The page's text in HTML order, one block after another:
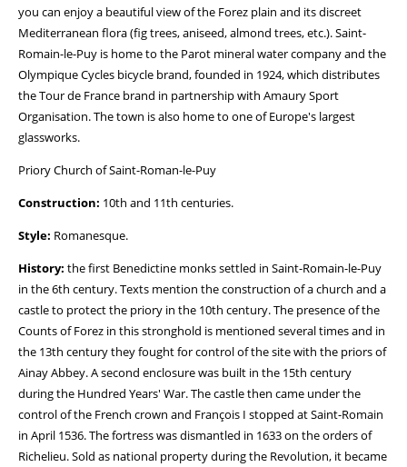
you can enjoy a beautiful view of the Forez plain and its discreet
Mediterranean flora (fig trees, aniseed, almond trees, etc.). Saint-
Romain-le-Puy is home to the Parot mineral water company and the
Olympique Cycles bicycle brand, founded in 1924, which distributes
the Tour de France brand in partnership with Amaury Sport
Organisation. The town is also home to one of Europe's largest
glassworks.
Priory Church of Saint-Roman-le-Puy
Construction: 10th and 11th centuries.
Style: Romanesque.
History: the first Benedictine monks settled in Saint-Romain-le-Puy
in the 6th century. Texts mention the construction of a church and a
castle to protect the priory in the 10th century. The presence of the
Counts of Forez in this stronghold is mentioned several times and in
the 13th century they fought for control of the site with the priors of
Ainay Abbey. A second enclosure was built in the 15th century
during the Hundred Years' War. The castle then came under the
control of the French crown and François I stopped at Saint-Romain
in April 1536. The fortress was dismantled in 1633 on the orders of
Richelieu. Sold as national property during the Revolution, it became